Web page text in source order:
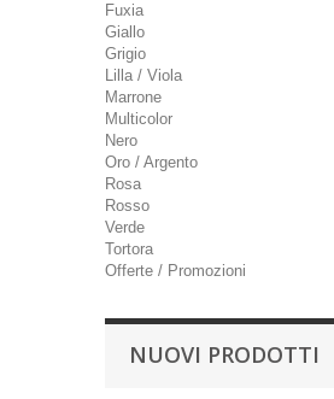
Fuxia
Giallo
Grigio
Lilla / Viola
Marrone
Multicolor
Nero
Oro / Argento
Rosa
Rosso
Verde
Tortora
Offerte / Promozioni
NUOVI PRODOTTI